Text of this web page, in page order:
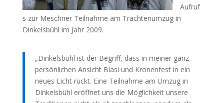
Aufruf
s zur Meschner Teilnahme am Trachtenumzug in
Dinkelsbühl im Jahr 2009.
„Dinkelsbühl ist der Begriff, dass in meiner ganz
persönlichen Ansicht Blasi und Kronenfest in ein
neues Licht rückt. Eine Teilnahme am Umzug in
Dinkelsbühl eröffnet uns die Möglichkeit unsere